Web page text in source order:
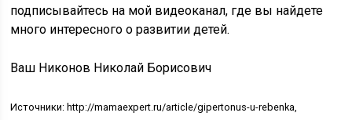
подписывайтесь на мой видеоканал, где вы найдете
много интересного о развитии детей.
Ваш Никонов Николай Борисович
Источники: http://mamaexpert.ru/article/gipertonus-u-rebenka,